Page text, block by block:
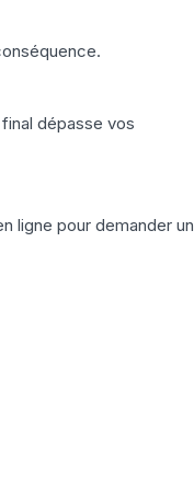
dépasse vos
ligne pour demander un